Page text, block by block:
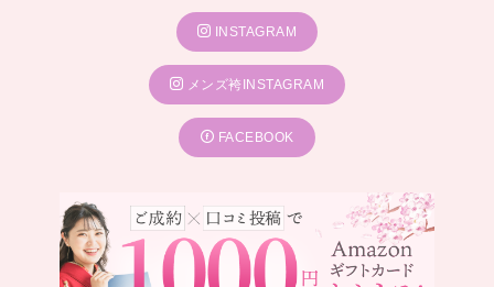
INSTAGRAM
メンズ袴INSTAGRAM
FACEBOOK